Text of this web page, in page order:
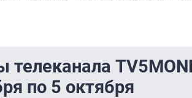
телеканала
по 5 октября